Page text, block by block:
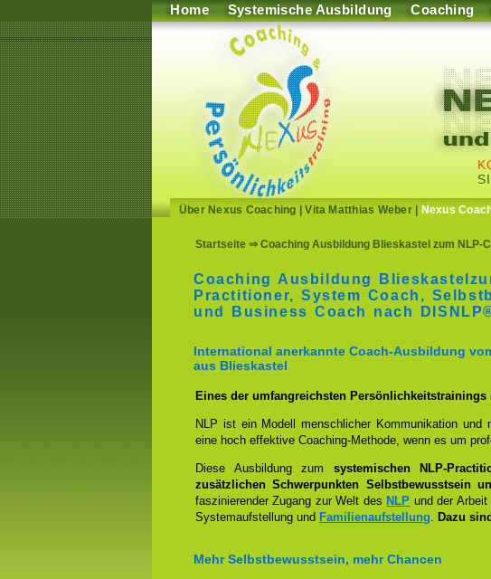
Home Systemische Ausbildung Coaching
Über Nexus Coaching |Vita Matthias Weber| Nexus
Startseite ⇒ Coaching Ausbildung Blieskastel zum NLP-
Coaching Ausbildung
Practitioner, System Coach,
und Business Coach nach
International anerkannte Coach-Ausbildung
aus Blieskastel
Eines der umfangreichsten
NLP ist ein Modell menschlicher Kommunikation und
eine hoch effektive Coaching-Methode, wenn es um
Diese Ausbildung zum systemischen NLP-
zusätzlichen Schwerpunkten Selbstbewusstsein
faszinierender Zugang zur Welt des NLP und der
Systemaufstellung und Familienaufstellung. Dazu
Mehr Selbstbewusstsein, mehr Chancen